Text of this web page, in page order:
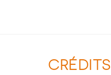
CRÉDITS